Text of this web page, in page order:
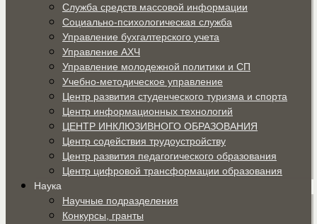
Служба средств массовой информации
Социально-психологическая служба
Управление бухгалтерского учета
Управление АХЧ
Управление молодежной политики и СП
Учебно-методическое управление
Центр развития студенческого туризма и спорта
Центр информационных технологий
ЦЕНТР ИНКЛЮЗИВНОГО ОБРАЗОВАНИЯ
Центр содействия трудоустройству
Центр развития педагогического образования
Центр цифровой трансформации образования
Наука
Научные подразделения
Конкурсы, гранты